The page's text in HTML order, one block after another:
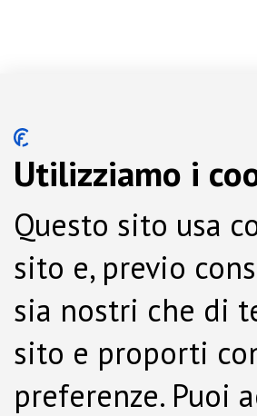
Utilizziamo i
Questo sito usa
sito e, previo
sia nostri che di
sito e proporti
preferenze.